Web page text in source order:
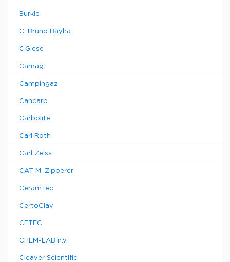
Burkle
C. Bruno Bayha
C.Giese
Camag
Campingaz
Cancarb
Carbolite
Carl Roth
Carl Zeiss
CAT M. Zipperer
CeramTec
CertoClav
CETEC
CHEM-LAB n.v.
Cleaver Scientific